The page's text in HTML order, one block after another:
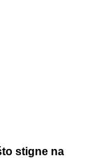
stigne na